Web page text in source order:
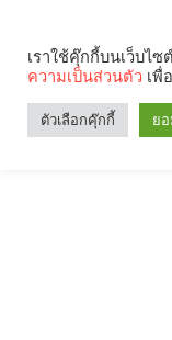
เราใช้คุ๊กกี้บนเว็บไ
ความเป็นส่วนตัว เพื่
ตัวเลือกคุ๊กกี้ ย